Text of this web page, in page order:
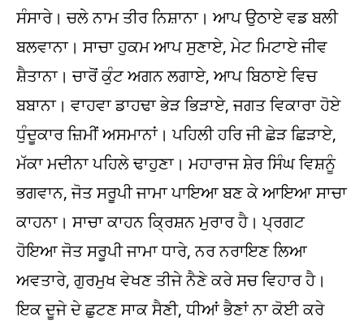
ਸੰਸਾਰੇ। ਚਲੇ ਨਾਮ ਤੀਰ ਨਿਸ਼ਾਨਾ। ਆਪ ਉਠਾਏ ਵਡ ਬਲੀ
ਬਲਵਾਨਾ। ਸਾਚਾ ਹੁਕਮ ਆਪ ਸੁਣਾਏ, ਮੇਟ ਮਿਟਾਏ ਜੀਵ
ਸ਼ੈਤਾਨਾ। ਚਾਰੋਂ ਕੁੰਟ ਅਗਨ ਲਗਾਏ, ਆਪ ਬਿਠਾਏ ਵਿਚ
ਬਬਾਨਾ। ਵਾਹਵਾ ਡਾਹਢਾ ਭੇੜ ਭਿੜਾਏ, ਜਗਤ ਵਿਕਾਰਾ ਹੋਏ
ਧੁੰਦੂਕਾਰ ਜ਼ਿਮੀਂ ਅਸਮਾਨਾਂ। ਪਹਿਲੀ ਹਰਿ ਜੀ ਛੇੜ ਛਿੜਾਏ,
ਮੱਕਾ ਮਦੀਨਾ ਪਹਿਲੇ ਢਾਹੁਣਾ। ਮਹਾਰਾਜ ਸ਼ੇਰ ਸਿੰਘ ਵਿਸ਼ਨੂੰ
ਭਗਵਾਨ, ਜੋਤ ਸਰੂਪੀ ਜਾਮਾ ਪਾਇਆ ਬਣ ਕੇ ਆਇਆ ਸਾਚਾ
ਕਾਹਨਾ। ਸਾਚਾ ਕਾਹਨ ਕ੍ਰਿਸ਼ਨ ਮੁਰਾਰ ਹੈ। ਪ੍ਰਗਟ
ਹੋਇਆ ਜੋਤ ਸਰੂਪੀ ਜਾਮਾ ਧਾਰੇ, ਨਰ ਨਰਾਇਣ ਲਿਆ
ਅਵਤਾਰੇ, ਗੁਰਮੁਖ ਵੇਖਣ ਤੀਜੇ ਨੈਣੇ ਕਰੇ ਸਚ ਵਿਹਾਰ ਹੈ।
ਇਕ ਦੂਜੇ ਦੇ ਛੁਟਣ ਸਾਕ ਸੈਣੀ, ਧੀਆਂ ਭੈਣਾਂ ਨਾ ਕੋਈ ਕਰੇ